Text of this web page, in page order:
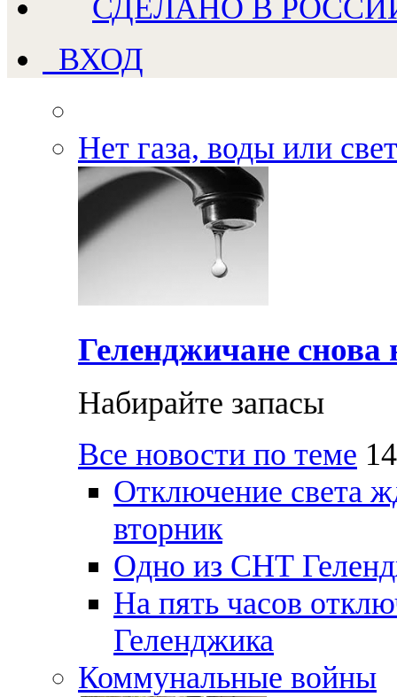
СДЕЛАНО В
ВХОД
Нет газа, воды или
Геленджичане снова
Набирайте запасы
Все новости по теме
Отключение света
вторник
Одно из СНТ
На пять часов
Геленджика
Коммунальные войны